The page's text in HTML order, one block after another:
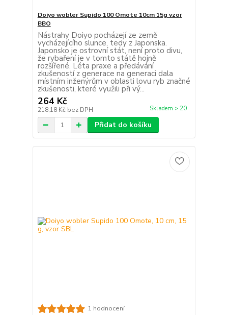
Doiyo wobler Supido 100 Omote 10cm 15g vzor
BBO
Nástrahy Doiyo pocházejí ze země
vycházejícího slunce, tedy z Japonska.
Japonsko je ostrovní stát, není proto divu,
že rybaření je v tomto státě hojně
rozšířené. Léta praxe a předávání
zkušeností z generace na generaci dala
místním inženýrům v oblasti lovu ryb značné
zkušenosti, které využili při vý...
264 Kč
218,18 Kč bez DPH Skladem > 20
Přidat do košíku
1 hodnocení